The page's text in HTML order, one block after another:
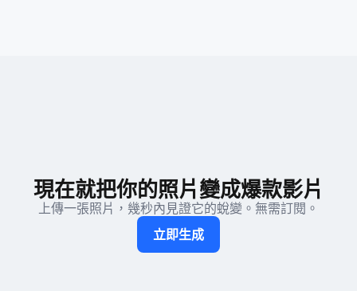
現在就把你的照片變成爆款影片
上傳一張照片，幾秒內見證它的蛻變。無需訂閱。
立即生成